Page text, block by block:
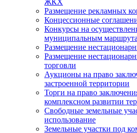
ЖКХ
Размещение рекламных
Концессионные
Конкурсы на
муниципальным
Размещение
Размещение
торговли
Аукционы на право
застроенной территории
Торги на право
комплексном развитии
Свободные земельные
использование
Земельные участки под